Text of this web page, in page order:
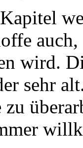
auch,
wird.
sehr